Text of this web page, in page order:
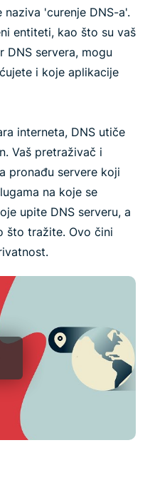
naziva 'curenje DNS-a'.
entiteti, kao što su vaš
servera, mogu
i koje aplikacije
interneta, DNS utiče
Vaš pretraživač i
pronađu servere koji
na koje se
upite DNS serveru, a
što tražite. Ovo čini